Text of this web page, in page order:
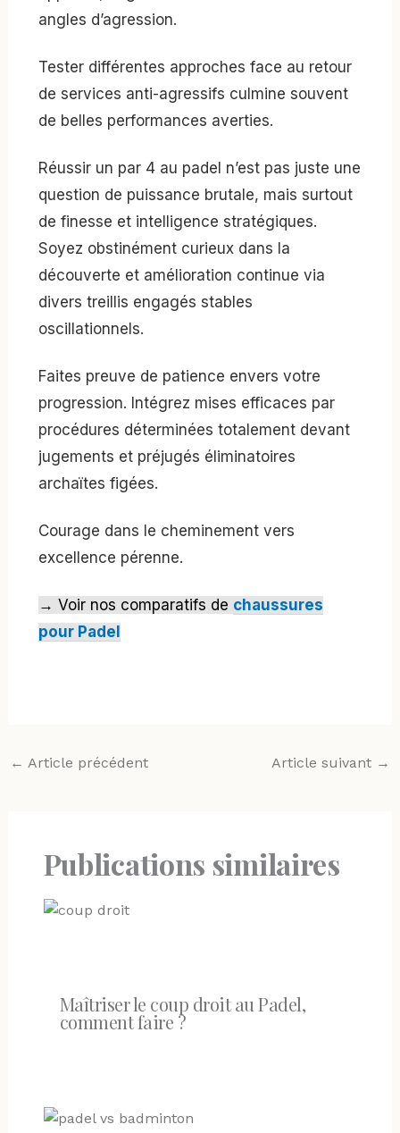
angles d’agression.
Tester différentes approches face au retour
de services anti-agressifs culmine souvent
de belles performances averties.
Réussir un par 4 au padel n’est pas juste une
question de puissance brutale, mais surtout
de finesse et intelligence stratégiques.
Soyez obstinément curieux dans la
découverte et amélioration continue via
divers treillis engagés stables
oscillationnels.
Faites preuve de patience envers votre
progression. Intégrez mises efficaces par
procédures déterminées totalement devant
jugements et préjugés éliminatoires
archaïtes figées.
Courage dans le cheminement vers
excellence pérenne.
→ Voir nos comparatifs de chaussures
pour Padel
← Article précédent Article suivant →
Publications similaires
Maîtriser le coup droit au Padel,
comment faire ?